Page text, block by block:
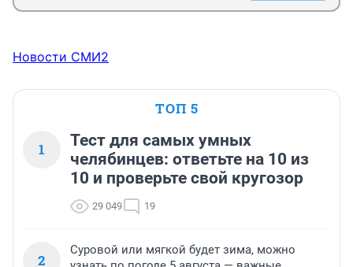
Новости СМИ2
ТОП 5
1
Тест для самых умных
челябинцев: ответьте на 10 из
10 и проверьте свой кругозор
29 049 19
2
Суровой или мягкой будет зима, можно